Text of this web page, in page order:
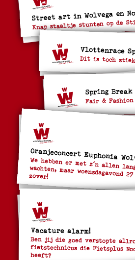
Street art in Wolvega en
Knap staaltje stunten op de
Vlottenrace
Dit is toch
Spring Break
Fair & Fashion
Oranjeconcert Euphonia
We hebben er met z´n allen
wachten, maar woensdagavond
zover!
Vacature alarm!
Ben jij die goed verstopte
fietstechnicus die Fietsplus Noordwolde
heeft?